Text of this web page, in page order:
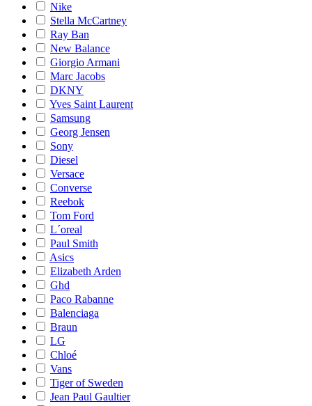
Nike
Stella McCartney
Ray Ban
New Balance
Giorgio Armani
Marc Jacobs
DKNY
Yves Saint Laurent
Samsung
Georg Jensen
Sony
Diesel
Versace
Converse
Reebok
Tom Ford
L´oreal
Paul Smith
Asics
Elizabeth Arden
Ghd
Paco Rabanne
Balenciaga
Braun
LG
Chloé
Vans
Tiger of Sweden
Jean Paul Gaultier